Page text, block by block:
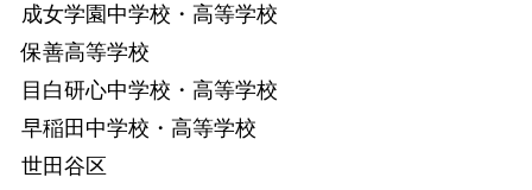
成女学園中学校・高等学校
保善高等学校
目白研心中学校・高等学校
早稲田中学校・高等学校
世田谷区